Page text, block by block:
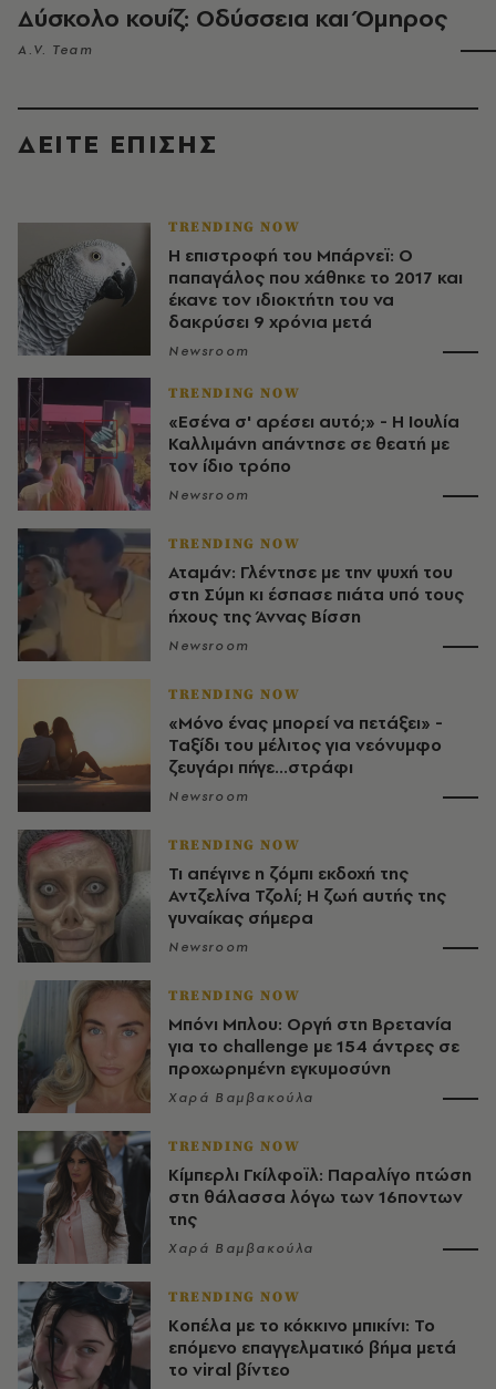
Δύσκολο κουίζ: Οδύσσεια και Όμηρος
A.V. Team
ΔΕΙΤΕ ΕΠΙΣΗΣ
TRENDING NOW
Η επιστροφή του Μπάρνεϊ: Ο
παπαγάλος που χάθηκε το 2017 και
έκανε τον ιδιοκτήτη του να
δακρύσει 9 χρόνια μετά
Newsroom
TRENDING NOW
«Εσένα σ' αρέσει αυτό;» - Η Ιουλία
Καλλιμάνη απάντησε σε θεατή με
τον ίδιο τρόπο
Newsroom
TRENDING NOW
Αταμάν: Γλέντησε με την ψυχή του
στη Σύμη κι έσπασε πιάτα υπό τους
ήχους της Άννας Βίσση
Newsroom
TRENDING NOW
«Μόνο ένας μπορεί να πετάξει» -
Ταξίδι του μέλιτος για νεόνυμφο
ζευγάρι πήγε...στράφι
Newsroom
TRENDING NOW
Τι απέγινε η ζόμπι εκδοχή της
Αντζελίνα Τζολί; Η ζωή αυτής της
γυναίκας σήμερα
Newsroom
TRENDING NOW
Μπόνι Μπλου: Οργή στη Βρετανία
για το challenge με 154 άντρες σε
προχωρημένη εγκυμοσύνη
Χαρά Βαμβακούλα
TRENDING NOW
Κίμπερλι Γκίλφοϊλ: Παραλίγο πτώση
στη θάλασσα λόγω των 16ποντων
της
Χαρά Βαμβακούλα
TRENDING NOW
Κοπέλα με το κόκκινο μπικίνι: Το
επόμενο επαγγελματικό βήμα μετά
το viral βίντεο